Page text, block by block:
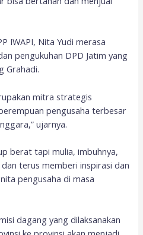
IWAPI, Nita Yudi merasa
pengukuhan DPD Jatim yang
Grahadi.
mitra strategis
pengusaha terbesar
ujarnya.
berat tapi mulia, imbuhnya,
terus memberi inspirasi dan
pengusaha di masa
dagang yang dilaksanakan